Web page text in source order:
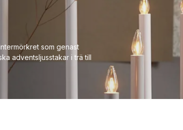
som genast
adventsljusstakar i trä till